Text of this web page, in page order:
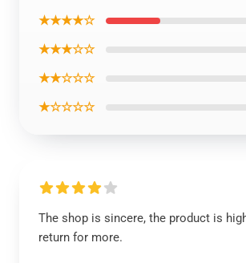
★★★★☆
★★★☆☆
★★☆☆☆
★☆☆☆☆
The shop is sincere, the product is
return for more.